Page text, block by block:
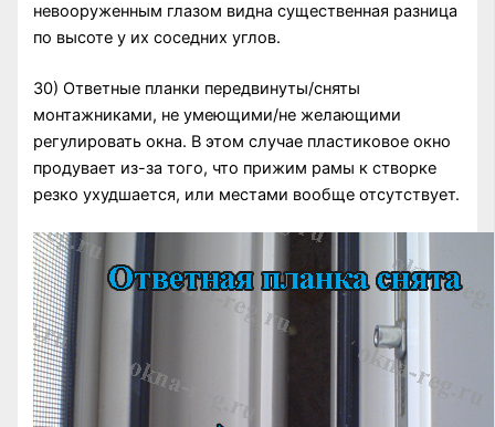
невооруженным глазом видна существенная разница
по высоте у их соседних углов.
30) Ответные планки передвинуты/сняты
монтажниками, не умеющими/не желающими
регулировать окна. В этом случае пластиковое окно
продувает из-за того, что прижим рамы к створке
резко ухудшается, или местами вообще отсутствует.